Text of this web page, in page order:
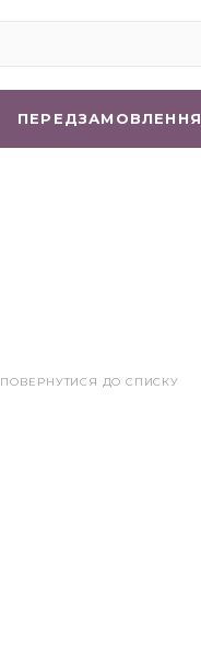
ПЕРЕДЗАМОВЛЕННЯ
ПОВЕРНУТИСЯ ДО СПИСКУ